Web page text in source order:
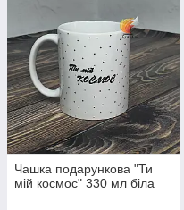
Чашка подарункова "Ти
мій космос" 330 мл біла